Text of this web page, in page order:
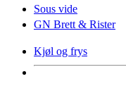
Sous vide
GN Brett & Rister
Kjøl og frys